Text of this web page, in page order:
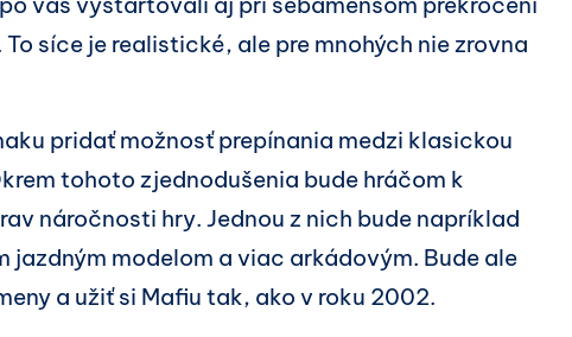
síce je realistické, ale pre mnohých nie zrovna
pridať možnosť prepínania medzi klasickou
tohoto zjednodušenia bude hráčom k
náročnosti hry. Jednou z nich bude napríklad
jazdným modelom a viac arkádovým. Bude ale
a užiť si Mafiu tak, ako v roku 2002.